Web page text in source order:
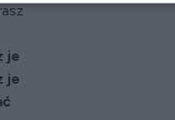
je
je